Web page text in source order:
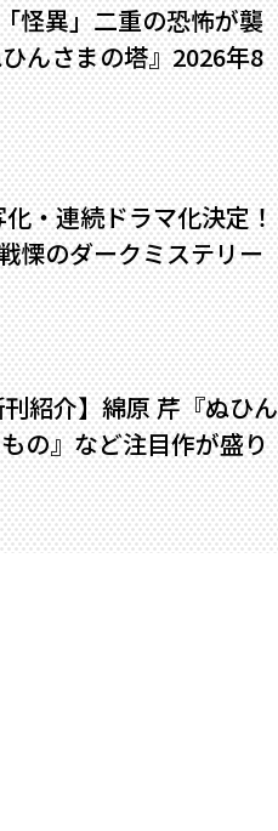
怪異」二重の恐怖が襲
んさまの塔』2026年8
・連続ドラマ化決定！
のダークミステリー
紹介】綿原 芹『ぬひん
の』など注目作が盛り